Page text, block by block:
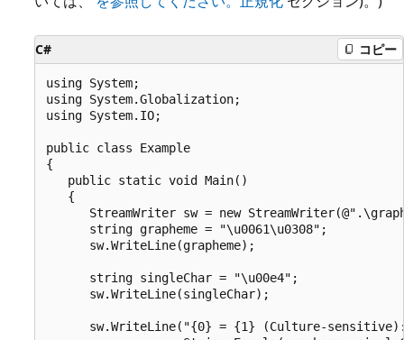
C# コピー
using System;
using System.Globalization;
using System.IO;
public class Example
{
   public static void Main()
   {
StreamWriter sw = new
      string grapheme = "\u0061\u0308";
      sw.WriteLine(grapheme);
      string singleChar = "\u00e4";
      sw.WriteLine(singleChar);
sw.WriteLine("{0} = {1} (Culture-